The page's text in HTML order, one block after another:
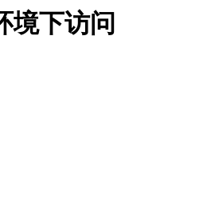
境下访问